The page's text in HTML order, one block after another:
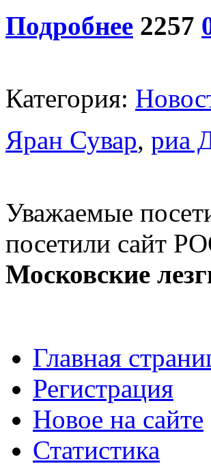
Подробнее 2257
Категория:
Яран Сувар, риа
Уважаемые
посетили сайт
Московские
Главная
Регистрация
Новое на сайте
Статистика